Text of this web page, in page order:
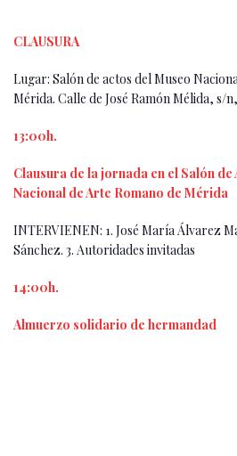
CLAUSURA
Lugar: Salón de actos del Museo
Mérida. Calle de José Ramón Mélida,
13:00h.
Clausura de la jornada en el Salón de
Nacional de Arte Romano de Mérida
INTERVIENEN: 1. José María Álvarez
Sánchez. 3. Autoridades invitadas
14:00h.
Almuerzo solidario de hermandad